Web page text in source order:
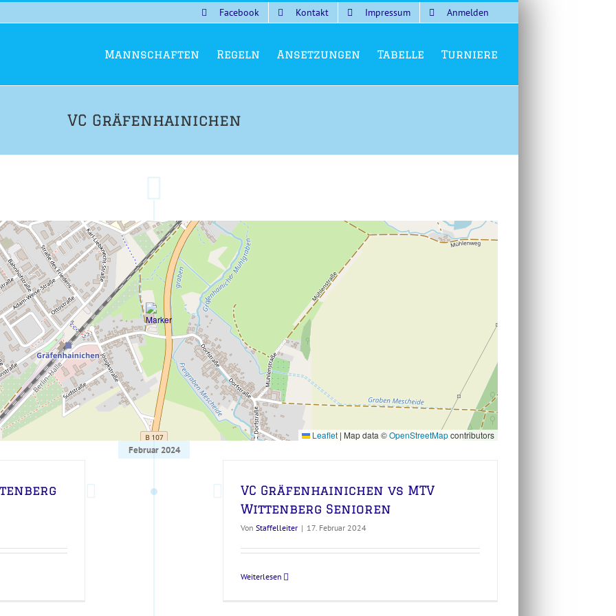
Facebook Kontakt Impressum Anmelden
Mannschaften Regeln Ansetzungen Tabelle Turniere
VC Gräfenhainichen
Leaflet | Map data ©OpenStreetMapcontributors
Februar 2024
VC Gräfenhainichen vs MTV
Wittenberg Senioren
Von Staffelleiter | 17. Februar 2024
Weiterlesen